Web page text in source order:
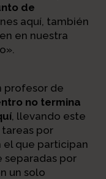
de
aquí, también
en nuestra
profesor de
no termina
, llevando este
por
el que participan
separadas por
un solo